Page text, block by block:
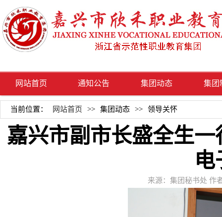
网站首页 通知公告 集团动态 集团
当前位置： 网站首页 >> 集团动态 >> 领导关怀
嘉兴市副市长盛全生
电
来源：集团秘书处 作